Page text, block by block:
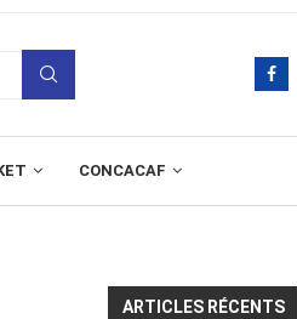
CONCACAF
ARTICLES RÉCENTS